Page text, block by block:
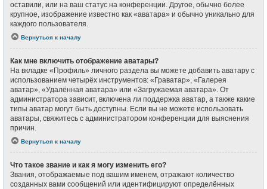
оставили, или на ваш статус на конференции. Другое, обычно более
крупное, изображение известно как «аватара» и обычно уникально для
каждого пользователя.
Вернуться к началу
Как мне включить отображение аватары?
На вкладке «Профиль» личного раздела вы можете добавить аватару с
использованием четырёх инструментов: «Граватар», «Галерея
аватар», «Удалённая аватара» или «Загружаемая аватара». От
администратора зависит, включена ли поддержка аватар, а также какие
типы аватар могут быть доступны. Если вы не можете использовать
аватары, свяжитесь с администратором конференции для выяснения
причин.
Вернуться к началу
Что такое звание и как я могу изменить его?
Звания, отображаемые под вашим именем, отражают количество
созданных вами сообщений или идентифицируют определённых